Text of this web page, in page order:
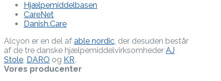
Hjælpemiddelbasen
CareNet
Danish.Care
Alcyon er en del af able nordic, der desuden består
af de tre danske hjælpe­middel­virksomheder AJ
Stole, DARO og KR.
Vores producenter